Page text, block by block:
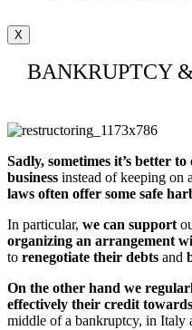
X
BANKRUPTCY
Sadly, sometimes it’s better
business instead of keeping on
laws often offer some safe
In particular, we can support
organizing an arrangement
to renegotiate their debts and
On the other hand we
effectively their credit
middle of a bankruptcy, in Italy